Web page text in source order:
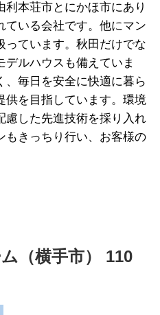
本荘市とにかほ市にあり
ている会社です。他にマン
っています。秋田だけでな
デルハウスも備えていま
、毎日を安全に快適に暮ら
供を目指しています。環境
慮した先進技術を採り入れ
もきっちり行い、お客様の
（横手市） 110